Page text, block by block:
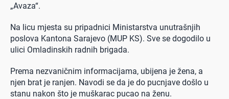
„Avaza“.
Na licu mjesta su pripadnici Ministarstva unutrašnjih
poslova Kantona Sarajevo (MUP KS). Sve se dogodilo u
ulici Omladinskih radnih brigada.
Prema nezvaničnim informacijama, ubijena je žena, a
njen brat je ranjen. Navodi se da je do pucnjave došlo u
stanu nakon što je muškarac pucao na ženu.